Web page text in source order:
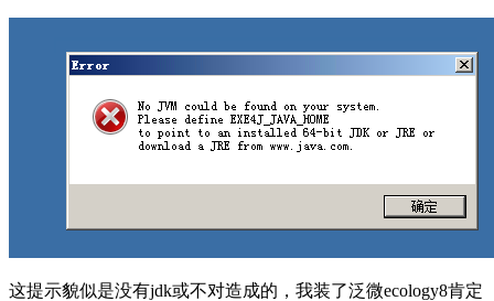
这提示貌似是没有jdk或不对造成的，我装了泛微ecology8肯定